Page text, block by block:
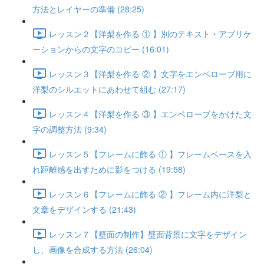
方法とレイヤーの準備 (28:25)
レッスン２【洋梨を作る ① 】別のテキスト・アプリケ
ーションからの文字のコピー (16:01)
レッスン３【洋梨を作る ② 】文字をエンベローブ用に
洋梨のシルエットにあわせて組む (27:17)
レッスン４【洋梨を作る ③ 】エンベローブをかけた文
字の調整方法 (9:34)
レッスン５【フレームに飾る ① 】フレームベースを入
れ距離感を出すために影をつける (19:58)
レッスン６【フレームに飾る ② 】フレーム内に洋梨と
文章をデザインする (21:43)
レッスン７【壁面の制作】壁面背景に文字をデザイン
し、画像を合成する方法 (26:04)